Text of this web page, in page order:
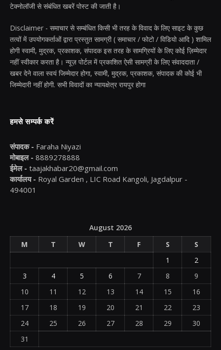
टेक्नोलॉजी से संबंधित खबरें पोस्ट की जाती है।
Disclaimer - समाचार से सम्बंधित किसी भी तरह के विवाद के लिए साइट के कुछ
तत्वों में उपयोगकर्ताओं द्वारा प्रस्तुत सामग्री ( समाचार / फोटो / विडियो आदि ) शामिल
होगी स्वामी, मुद्रक, प्रकाशक, संपादक इस तरह के सामग्रियों के लिए कोई ज़िम्मेदार
नहीं स्वीकार करता है। न्यूज़ पोर्टल में प्रकाशित ऐसी सामग्री के लिए संवाददाता /
खबर देने वाला स्वयं जिम्मेदार होगा, स्वामी, मुद्रक, प्रकाशक, संपादक की कोई भी
जिम्मेदारी नहीं होगी. सभी विवादों का न्यायक्षेत्र रायपुर होगा
हमसे सम्पर्क करें
संपादक - Faraha Niyazi
मोबाइल - 8889278888
ईमेल - taajakhabar20@gmail.com
कार्यालय - Royal Garden , LIC Road Kangoli, Jagdalpur -
494001
August 2026
M
T W T F S
S
1
2
3
4 5 6 7 8
9
10
11 12 13 14 15
16
17
18 19 20 21 22
23
24
25 26 27 28 29
30
31